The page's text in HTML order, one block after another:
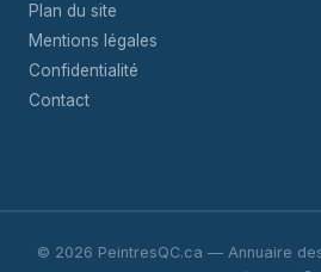
Plan du site
Mentions légales
Confidentialité
Contact
© 2026 PeintresQC.ca — Annuaire